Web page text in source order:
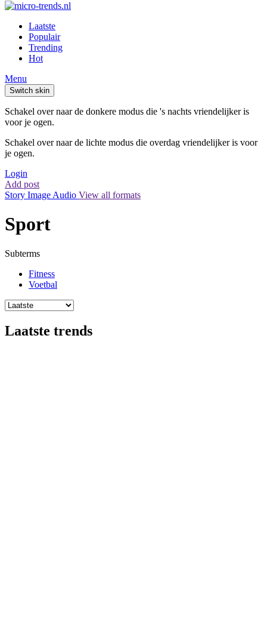
Laatste
Populair
Trending
Hot
Menu
Switch skin
Schakel over naar de donkere modus die 's nachts vriendelijker is
voor je ogen.
Schakel over naar de lichte modus die overdag vriendelijker is voor
je ogen.
Login
Add post
Story Image Audio View all formats
Sport
Subterms
Fitness
Voetbal
Laatste trends